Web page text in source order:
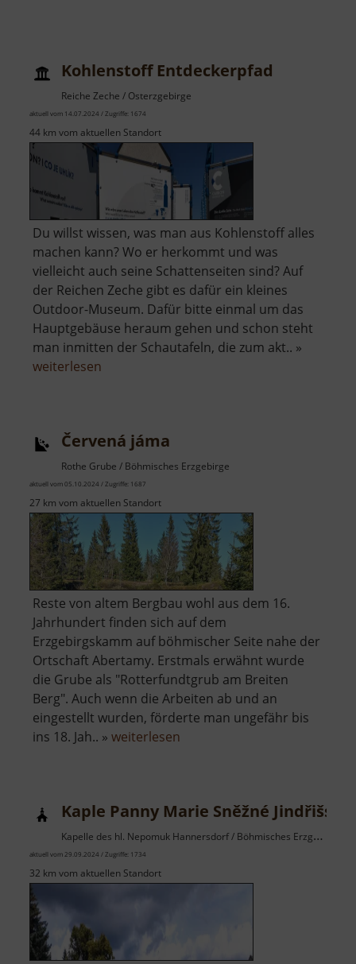
Kohlenstoff Entdeckerpfad
Reiche Zeche / Osterzgebirge
aktuell vom 14.07.2024 / Zugriffe: 1674
44 km vom aktuellen Standort
Du willst wissen, was man aus Kohlenstoff alles
machen kann? Wo er herkommt und was
vielleicht auch seine Schattenseiten sind? Auf
der Reichen Zeche gibt es dafür ein kleines
Outdoor-Museum. Dafür bitte einmal um das
Hauptgebäuse heraum gehen und schon steht
man inmitten der Schautafeln, die zum akt.. »
weiterlesen
Červená jáma
Rothe Grube / Böhmisches Erzgebirge
aktuell vom 05.10.2024 / Zugriffe: 1687
27 km vom aktuellen Standort
Reste von altem Bergbau wohl aus dem 16.
Jahrhundert finden sich auf dem
Erzgebirgskamm auf böhmischer Seite nahe der
Ortschaft Abertamy. Erstmals erwähnt wurde
die Grube als "Rotterfundtgrub am Breiten
Berg". Auch wenn die Arbeiten ab und an
eingestellt wurden, förderte man ungefähr bis
ins 18. Jah.. » weiterlesen
Kaple Panny Marie Sněžné Jindřišská
Kapelle des hl. Nepomuk Hannersdorf / Böhmisches Erzgebirge
aktuell vom 29.09.2024 / Zugriffe: 1734
32 km vom aktuellen Standort